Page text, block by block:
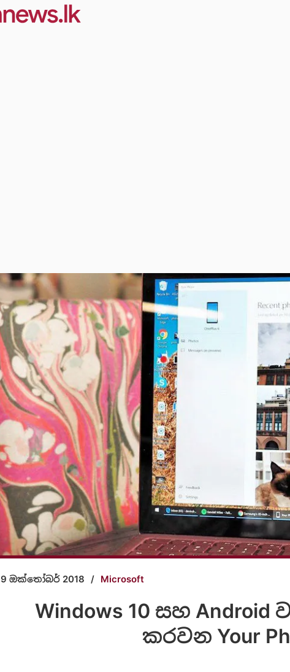
9 ඔක්තෝබර් 2018 / Microsoft
Windows 10 සහ
කරවන Your